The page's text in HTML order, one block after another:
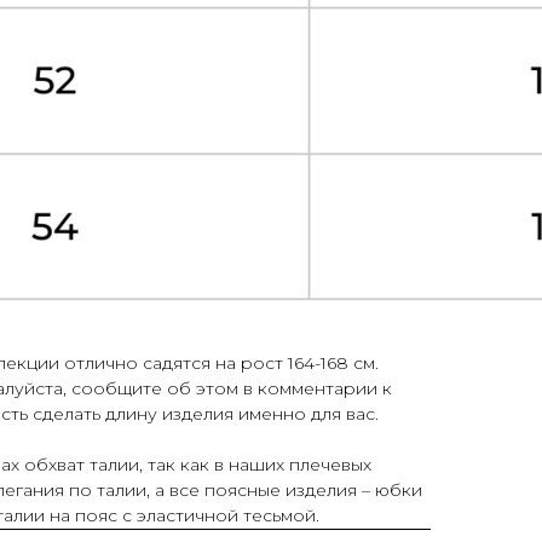
отлично садятся на рост 164-168 см.
сообщите об этом в комментарии к
сделать длину изделия именно для вас.
обхват талии, так как в наших плечевых
по талии, а все поясные изделия – юбки
на пояс с эластичной тесьмой.